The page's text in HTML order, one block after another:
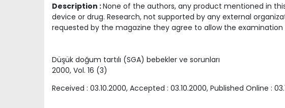
Description :None of the authors, any product mentioned in
device or drug. Research, not supported by any external
requested by the magazine they agree to allow the
Düşük doğum tartılı (SGA) bebekler ve sorunları
2000, Vol. 16 (3)
Received : 03.10.2000, Accepted : 03.10.2000, Published Online :